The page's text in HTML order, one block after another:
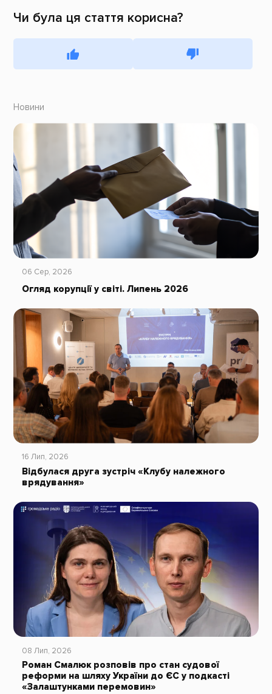
Чи була ця стаття корисна?
Новини
06 Сер, 2026
Огляд корупції у світі. Липень 2026
16 Лип, 2026
Відбулася друга зустріч «Клубу належного
врядування»
08 Лип, 2026
Роман Смалюк розповів про стан судової
реформи на шляху України до ЄС у подкасті
«Залаштунками перемовин»